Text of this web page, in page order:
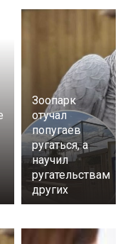
Зоопарк
отучал
попугаев
ругаться, а
научил
ругательствам
других